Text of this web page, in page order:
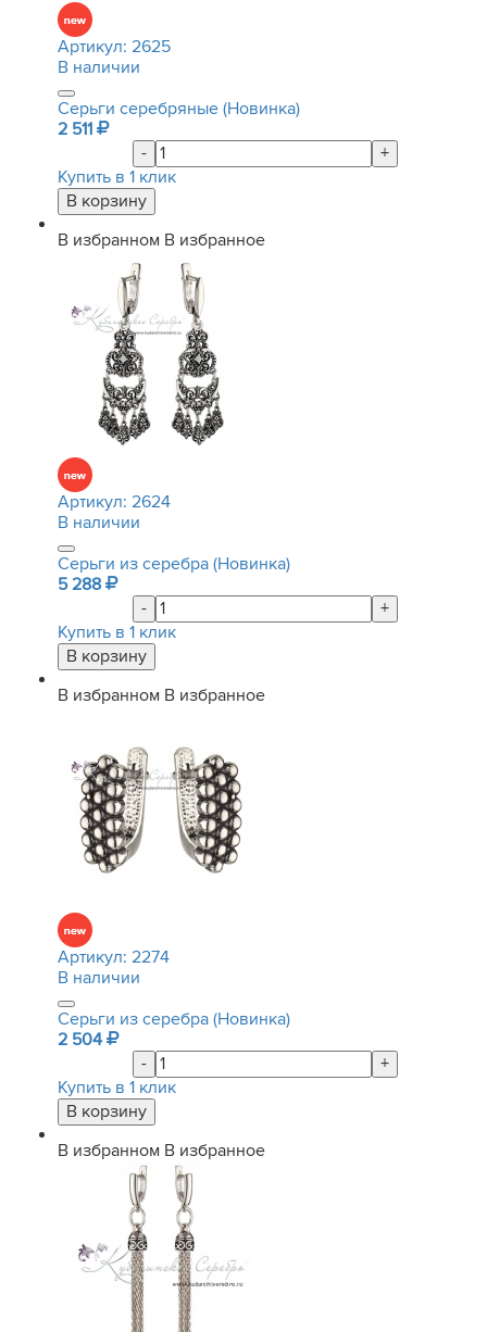
Артикул: 2625
В наличии
Серьги серебряные (Новинка)
2 511
-
+
Купить в 1 клик
В избранном В избранное
Артикул: 2624
В наличии
Серьги из серебра (Новинка)
5 288
-
+
Купить в 1 клик
В избранном В избранное
Артикул: 2274
В наличии
Серьги из серебра (Новинка)
2 504
-
+
Купить в 1 клик
В избранном В избранное